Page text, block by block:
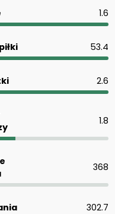
1.6
53.4
2.6
1.8
368
302.7